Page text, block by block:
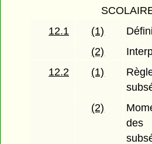
12.1
(1)
(2)
12.2
(1)
(2)